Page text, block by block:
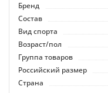
Бренд
Состав
Вид спорта
Возраст/пол
Группа товаров
Российский размер
Страна